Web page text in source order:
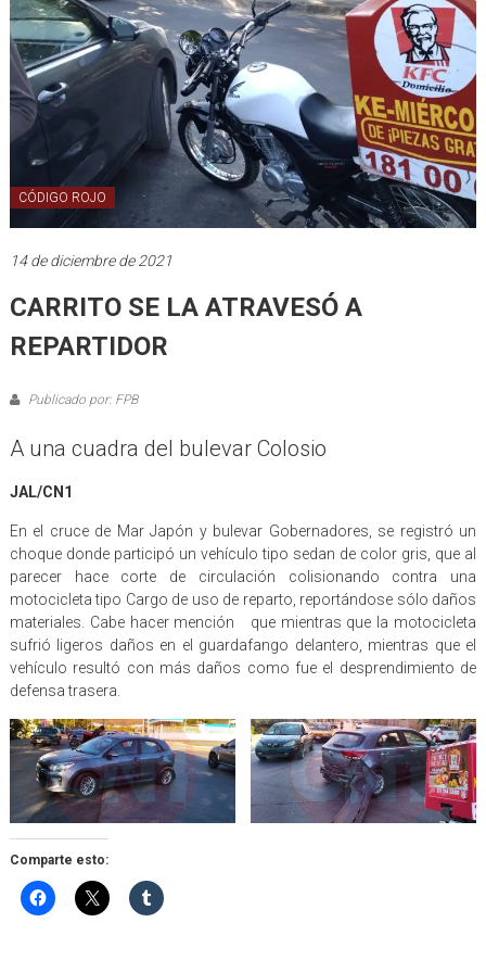
CÓDIGO ROJO
14 de diciembre de 2021
CARRITO SE LA ATRAVESÓ A
REPARTIDOR
Publicado por: FPB
A una cuadra del bulevar Colosio
JAL/CN1
En el cruce de Mar Japón y bulevar Gobernadores, se registró un
choque donde participó un vehículo tipo sedan de color gris, que al
parecer hace corte de circulación colisionando contra una
motocicleta tipo Cargo de uso de reparto, reportándose sólo daños
materiales. Cabe hacer mención que mientras que la motocicleta
sufrió ligeros daños en el guardafango delantero, mientras que el
vehículo resultó con más daños como fue el desprendimiento de
defensa trasera.
Comparte esto: